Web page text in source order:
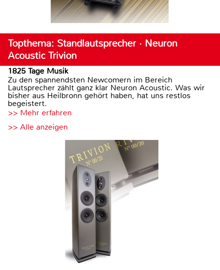
Topthema: Standlautsprecher · Neuron
Acoustic Trivion
1825 Tage Musik
Zu den spannendsten Newcomern im Bereich
Lautsprecher zählt ganz klar Neuron Acoustic. Was wir
bisher aus Heilbronn gehört haben, hat uns restlos
begeistert.
>> Mehr erfahren
>> Alle anzeigen